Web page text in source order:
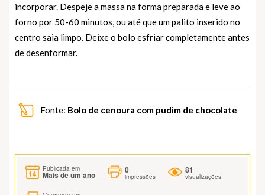
incorporar. Despeje a massa na forma preparada e leve ao
forno por 50-60 minutos, ou até que um palito inserido no
centro saia limpo. Deixe o bolo esfriar completamente antes
de desenformar.
Fonte: Bolo de cenoura com pudim de chocolate
Publicada em
Mais de um ano
0
impressões
81
visualizações